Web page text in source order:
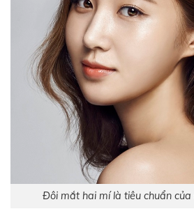
Đôi mắt hai mí là tiêu chuẩn